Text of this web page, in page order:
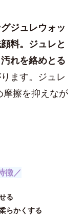
ジュレウォッ
料。ジュレと
れを絡めとる
ます。ジュレ
摩擦を抑えなが
徴／
る
らかくする